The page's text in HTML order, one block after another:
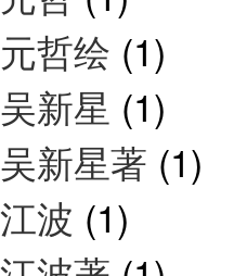
元哲绘 (1)
吴新星 (1)
吴新星著 (1)
江波 (1)